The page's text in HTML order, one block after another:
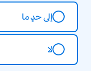
إلى حدٍ ما